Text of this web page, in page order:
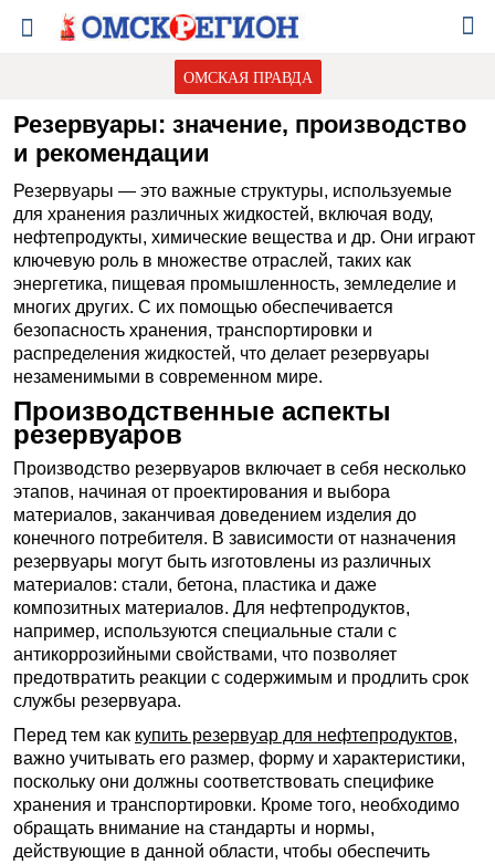
ОМСКАЯ ПРАВДА
Резервуары: значение, производство
и рекомендации
Резервуары — это важные структуры, используемые
для хранения различных жидкостей, включая воду,
нефтепродукты, химические вещества и др. Они играют
ключевую роль в множестве отраслей, таких как
энергетика, пищевая промышленность, земледелие и
многих других. С их помощью обеспечивается
безопасность хранения, транспортировки и
распределения жидкостей, что делает резервуары
незаменимыми в современном мире.
Производственные аспекты
резервуаров
Производство резервуаров включает в себя несколько
этапов, начиная от проектирования и выбора
материалов, заканчивая доведением изделия до
конечного потребителя. В зависимости от назначения
резервуары могут быть изготовлены из различных
материалов: стали, бетона, пластика и даже
композитных материалов. Для нефтепродуктов,
например, используются специальные стали с
антикоррозийными свойствами, что позволяет
предотвратить реакции с содержимым и продлить срок
службы резервуара.
Перед тем как купить резервуар для нефтепродуктов,
важно учитывать его размер, форму и характеристики,
поскольку они должны соответствовать специфике
хранения и транспортировки. Кроме того, необходимо
обращать внимание на стандарты и нормы,
действующие в данной области, чтобы обеспечить